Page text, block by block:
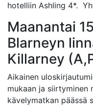
hotelliin Ashling 4*.
Maanantai
Blarneyn
Killarney
Aikainen
mukaan ja siirtyminen
kävelymatkan päässä